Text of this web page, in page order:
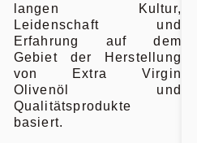
langen Kultur,
Leidenschaft und
Erfahrung auf dem
Gebiet der Herstellung
von Extra Virgin
Olivenöl und
Qualitätsprodukte
basiert.